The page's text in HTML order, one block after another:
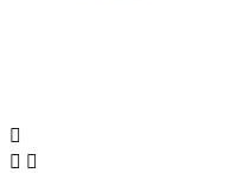

 